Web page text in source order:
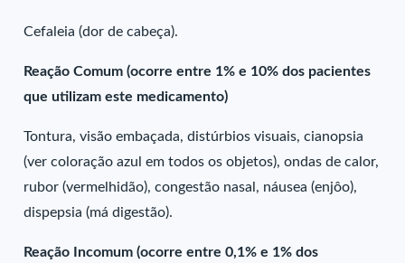
Cefaleia (dor de cabeça).
Reação Comum (ocorre entre 1% e 10% dos pacientes
que utilizam este medicamento)
Tontura, visão embaçada, distúrbios visuais, cianopsia
(ver coloração azul em todos os objetos), ondas de calor,
rubor (vermelhidão), congestão nasal, náusea (enjôo),
dispepsia (má digestão).
Reação Incomum (ocorre entre 0,1% e 1% dos